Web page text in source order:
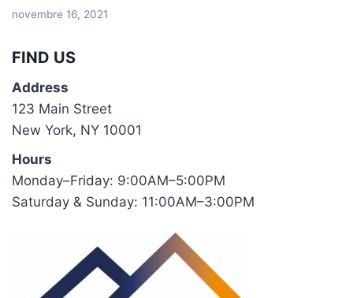
novembre 16, 2021
FIND US
Address
123 Main Street
New York, NY 10001
Hours
Monday–Friday: 9:00AM–5:00PM
Saturday & Sunday: 11:00AM–3:00PM